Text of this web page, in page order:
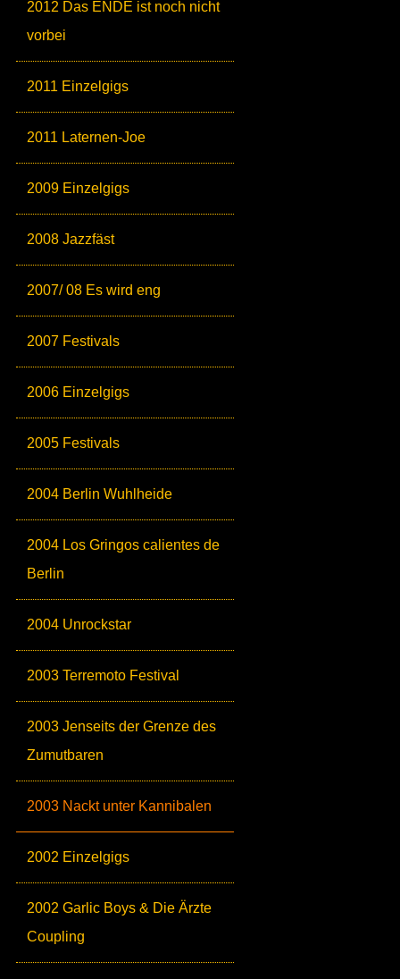
2012 Das ENDE ist noch nicht
vorbei
2011 Einzelgigs
2011 Laternen-Joe
2009 Einzelgigs
2008 Jazzfäst
2007/ 08 Es wird eng
2007 Festivals
2006 Einzelgigs
2005 Festivals
2004 Berlin Wuhlheide
2004 Los Gringos calientes de
Berlin
2004 Unrockstar
2003 Terremoto Festival
2003 Jenseits der Grenze des
Zumutbaren
2003 Nackt unter Kannibalen
2002 Einzelgigs
2002 Garlic Boys & Die Ärzte
Coupling